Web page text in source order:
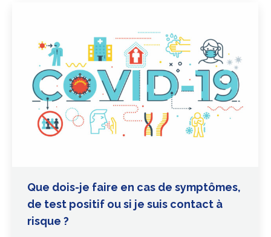
Que dois-je faire en cas de symptômes,
de test positif ou si je suis contact à
risque ?